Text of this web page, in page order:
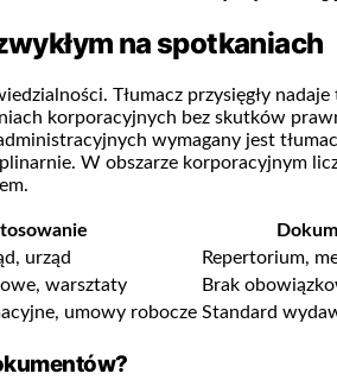
na spotkaniach
Tłumacz przysięgły
korporacyjnych bez skutków
wymagany jest
W obszarze korporacyjnym
urząd
Repertorium,
warsztaty
Brak
umowy robocze Standard